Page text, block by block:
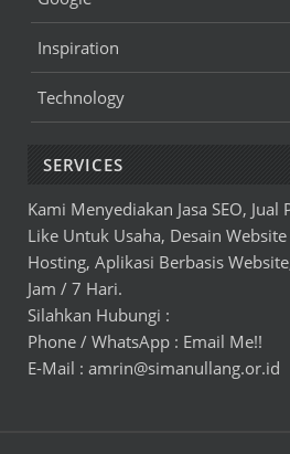
Inspiration
Technology
SERVICES
Kami Menyediakan Jasa SEO, Jual
Like Untuk Usaha, Desain
Hosting, Aplikasi Berbasis
Jam / 7 Hari.
Silahkan Hubungi :
Phone / WhatsApp : Email Me!!
E-Mail : amrin@simanullang.or.id